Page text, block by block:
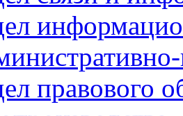
правового